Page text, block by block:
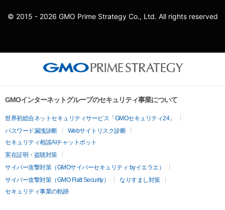
© 2015 - 2026 GMO Prime Strategy Co., Ltd. All rights reserved
GMOインターネットグループのセキュリティ事業について
世界初総合ネットセキュリティサービス「GMOセキュリティ24」
パスワード漏洩診断
Webサイトリスク診断
セキュリティ相談AIチャットボット
実在証明・盗聴対策
サイバー攻撃対策（GMOサイバーセキュリティ byイエラエ）
サイバー攻撃対策（GMO Flatt Security）
なりすまし対策
セキュリティ事業の軌跡